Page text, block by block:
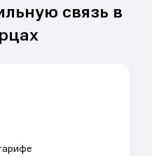
связь в